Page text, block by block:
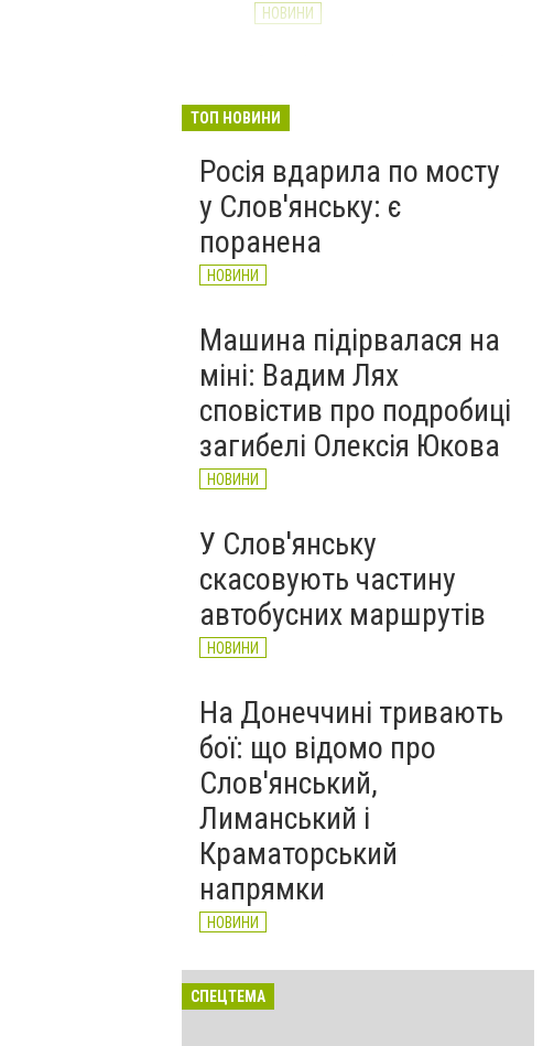
НОВИНИ
великої війни: 7 серпня
ТОП НОВИНИ
Росія вдарила по мосту
у Слов'янську: є
поранена
НОВИНИ
Машина підірвалася на
міні: Вадим Лях
сповістив про подробиці
загибелі Олексія Юкова
НОВИНИ
У Слов'янську
скасовують частину
автобусних маршрутів
НОВИНИ
На Донеччині тривають
бої: що відомо про
Слов'янський,
Лиманський і
Краматорський
напрямки
НОВИНИ
СПЕЦТЕМА